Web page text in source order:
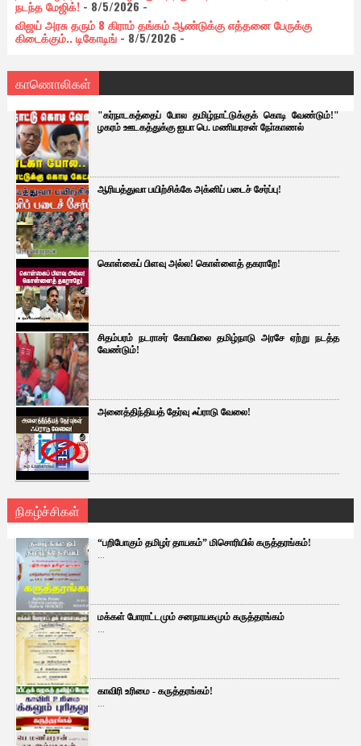
நடந்த மேஜிக்!- 8/5/2026 -
விஜய் அரசு தரும் 8 கிராம் தங்கம் ஆண்டுக்கு எத்தனை பேருக்கு
கிடைக்கும்.. டிகோடிங்- 8/5/2026 -
காணொலிகள்
"கர்நாடகத்தைப் போல தமிழ்நாட்டுக்குக் கொடி வேண்டும்!"
ழகரம் ஊடகத்துக்கு ஐயா பெ. மணியரசன் நோ்காணல்
ஆரியத்துவா பயிற்சிக்கே அக்னிப் படைச் சேர்ப்பு!
கொள்கைப் பிளவு அல்ல! கொள்ளைத் தகராறே!
சிதம்பரம் நடராசர் கோயிலை தமிழ்நாடு அரசே ஏற்று நடத்த
வேண்டும்!
அனைத்திந்தியத் தேர்வு ஃப்ராடு வேலை!
நிகழ்ச்சிகள்
“பறிபோகும் தமிழர் தாயகம்” மிசொரியில் கருத்தரங்கம்!
...
மக்கள் போராட்டமும் சனநாயகமும் கருத்தரங்கம்
...
காவிரி உரிமை - கருத்தரங்கம்!
...